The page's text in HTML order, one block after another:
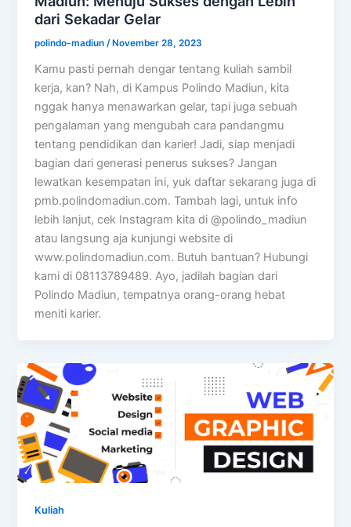
dari Sekadar Gelar
polindo-madiun/November 28, 2023
Kamu pasti pernah dengar tentang kuliah sambil
kerja, kan? Nah, di Kampus Polindo Madiun, kita
nggak hanya menawarkan gelar, tapi juga sebuah
pengalaman yang mengubah cara pandangmu
tentang pendidikan dan karier! Jadi, siap menjadi
bagian dari generasi penerus sukses? Jangan
lewatkan kesempatan ini, yuk daftar sekarang juga di
pmb.polindomadiun.com. Tambah lagi, untuk info
lebih lanjut, cek Instagram kita di @polindo_madiun
atau langsung aja kunjungi website di
www.polindomadiun.com. Butuh bantuan? Hubungi
kami di 08113789489. Ayo, jadilah bagian dari
Polindo Madiun, tempatnya orang-orang hebat
meniti karier.
Kuliah